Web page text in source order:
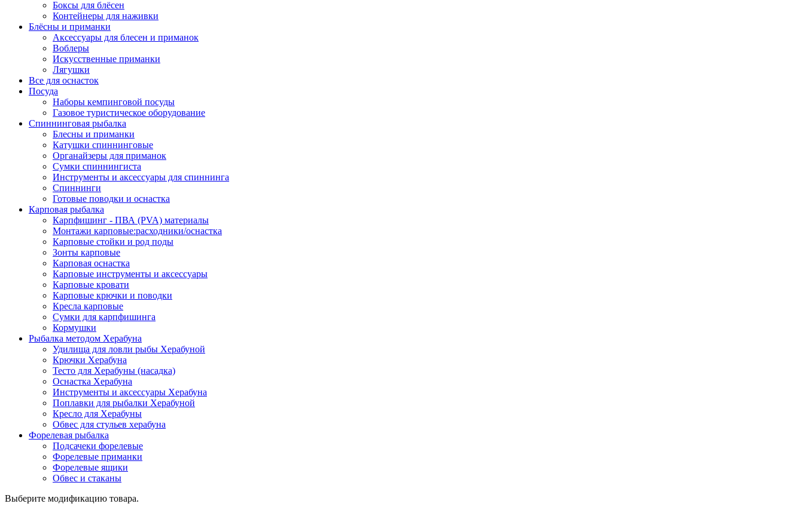
Боксы для блёсен
Контейнеры для наживки
Блёсны и приманки
Аксессуары для блесен и приманок
Воблеры
Искусственные приманки
Лягушки
Все для оснасток
Посуда
Наборы кемпинговой посуды
Газовое туристическое оборудование
Спиннинговая рыбалка
Блесны и приманки
Катушки спиннинговые
Органайзеры для приманок
Сумки спиннингиста
Инструменты и аксессуары для спиннинга
Спиннинги
Готовые поводки и оснастка
Карповая рыбалка
Карпфишинг - ПВА (PVA) материалы
Монтажи карповые:расходники/оснастка
Карповые стойки и род поды
Зонты карповые
Карповая оснастка
Карповые инструменты и аксессуары
Карповые кровати
Карповые крючки и поводки
Кресла карповые
Сумки для карпфишинга
Кормушки
Рыбалка методом Херабуна
Удилища для ловли рыбы Херабуной
Крючки Херабуна
Тесто для Херабуны (насадка)
Оснастка Херабуна
Инструменты и аксессуары Херабуна
Поплавки для рыбалки Херабуной
Кресло для Херабуны
Обвес для стульев херабуна
Форелевая рыбалка
Подсачеки форелевые
Форелевые приманки
Форелевые ящики
Обвес и стаканы
Выберите модификацию товара.